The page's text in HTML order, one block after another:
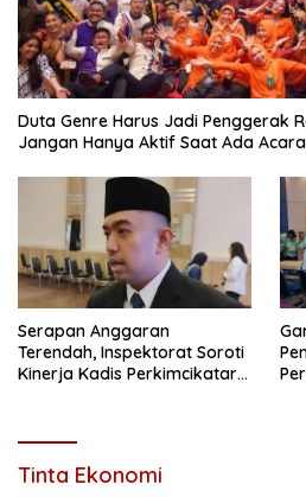
Duta Genre Harus Jadi Penggerak
Jangan Hanya Aktif Saat Ada Acara
Serapan Anggaran
Terendah, Inspektorat Soroti
Kinerja Kadis Perkimcikataru
Tinta Ekonomi